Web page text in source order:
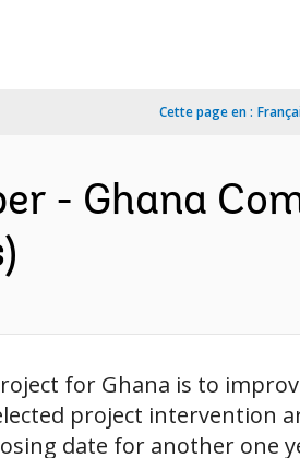
Cette page en :
- Ghana
for Ghana is to
project intervention
date for another one